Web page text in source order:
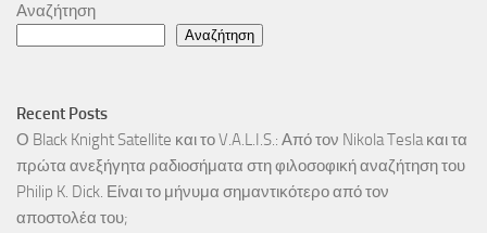
Αναζήτηση
Αναζήτηση
Recent Posts
Ο Black Knight Satellite και το V.A.L.I.S.: Από τον Nikola Tesla και τα
πρώτα ανεξήγητα ραδιοσήματα στη φιλοσοφική αναζήτηση του
Philip K. Dick. Είναι το μήνυμα σημαντικότερο από τον
αποστολέα του;